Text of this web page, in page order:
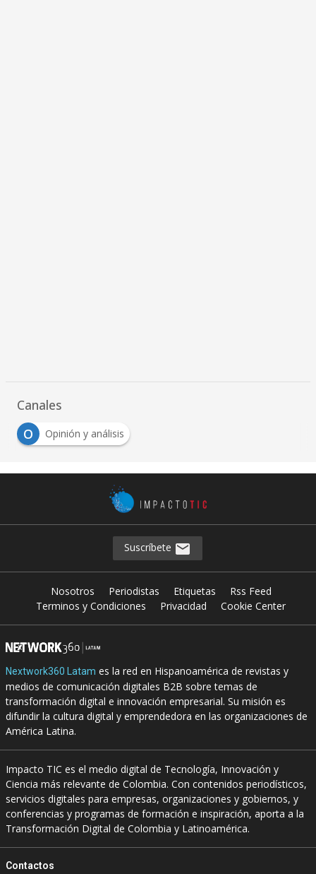
Canales
O
Opinión y análisis
Suscríbete
Nosotros Periodistas Etiquetas
Rss Feed
Terminos y Condiciones
Privacidad Cookie Center
Nextwork360 Latam es la red en Hispanoamérica de revistas y
medios de comunicación digitales B2B sobre temas de
transformación digital e innovación empresarial. Su misión es
difundir la cultura digital y emprendedora en las organizaciones de
América Latina.
Impacto TIC es el medio digital de Tecnología, Innovación y
Ciencia más relevante de Colombia. Con contenidos periodísticos,
servicios digitales para empresas, organizaciones y gobiernos, y
conferencias y programas de formación e inspiración, aporta a la
Transformación Digital de Colombia y Latinoamérica.
Contactos